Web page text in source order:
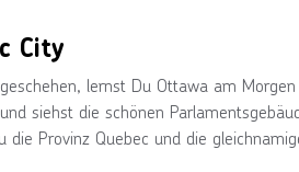
City
lernst Du Ottawa am
siehst die schönen
die Provinz Quebec und die